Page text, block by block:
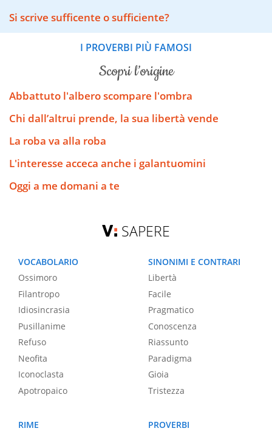
Si scrive sufficente o sufficiente?
I PROVERBI PIÙ FAMOSI
scopri l’origine
Abbattuto l'albero scompare l'ombra
Chi dall’altrui prende, la sua libertà vende
La roba va alla roba
L'interesse acceca anche i galantuomini
Oggi a me domani a te
SAPERE
VOCABOLARIO
Ossimoro
Filantropo
Idiosincrasia
Pusillanime
Refuso
Neofita
Iconoclasta
Apotropaico
SINONIMI E CONTRARI
Libertà
Facile
Pragmatico
Conoscenza
Riassunto
Paradigma
Gioia
Tristezza
RIME
PROVERBI